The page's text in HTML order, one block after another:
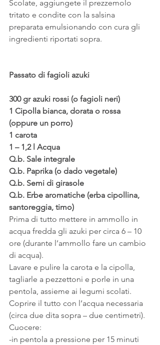
Scolate, aggiungete il prezzemolo
tritato e condite con la salsina
preparata emulsionando con cura gli
ingredienti riportati sopra.
Passato di fagioli azuki
300 gr azuki rossi (o fagioli neri)
1 Cipolla bianca, dorata o rossa
(oppure un porro)
1 carota
1 – 1,2 l Acqua
Q.b. Sale integrale
Q.b. Paprika (o dado vegetale)
Q.b. Semi di girasole
Q.b. Erbe aromatiche (erba cipollina,
santoreggia, timo)
Prima di tutto mettere in ammollo in
acqua fredda gli azuki per circa 6 – 10
ore (durante l’ammollo fare un cambio
di acqua).
Lavare e pulire la carota e la cipolla,
tagliarle a pezzettoni e porle in una
pentola, assieme ai legumi scolati.
Coprire il tutto con l’acqua necessaria
(circa due dita sopra – due centimetri).
Cuocere:
-in pentola a pressione per 15 minuti